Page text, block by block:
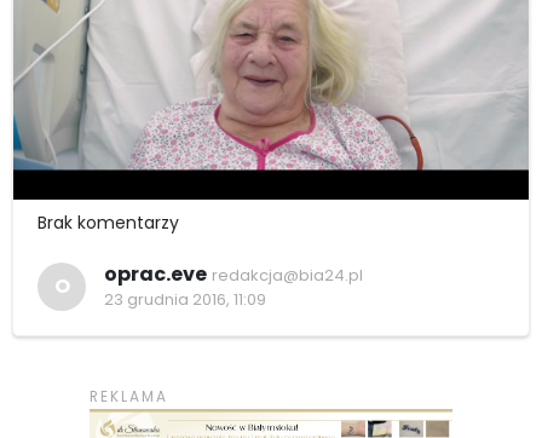
Brak komentarzy
O oprac.eve redakcja@bia24.pl
23 grudnia 2016, 11:09